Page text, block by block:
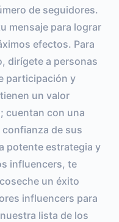
de seguidores.
mensaje para lograr
efectos. Para
dirígete a personas
participación y
un valor
cuentan con una
de sus
potente estrategia y
influencers, te
un éxito
influencers para
lista de los